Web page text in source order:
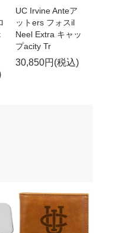
UC Irvine Anteア
ットers フォスil
Neel Extra キャッ
プacity Tr
30,850円(税込)